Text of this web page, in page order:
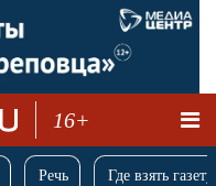
16+
Речь Где взять